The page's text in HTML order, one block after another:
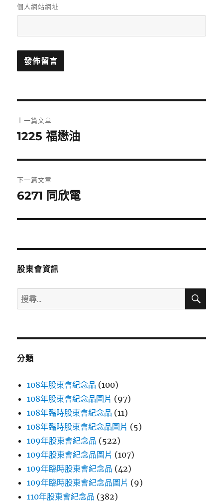
個人網站網址
章
覽
上一篇文章
上
篇
文
章:
1225 福懋油
下一篇文章
下
篇
章:
6271 同欣電
股東會資訊
搜
尋
鍵
搜
分類
108年股東會紀念品 (100)
108年股東會紀念品圖片 (97)
108年臨時股東會紀念品 (11)
108年臨時股東會紀念品圖片 (5)
109年股東會紀念品 (522)
109年股東會紀念品圖片 (107)
109年臨時股東會紀念品 (42)
109年臨時股東會紀念品圖片 (9)
110年股東會紀念品 (382)